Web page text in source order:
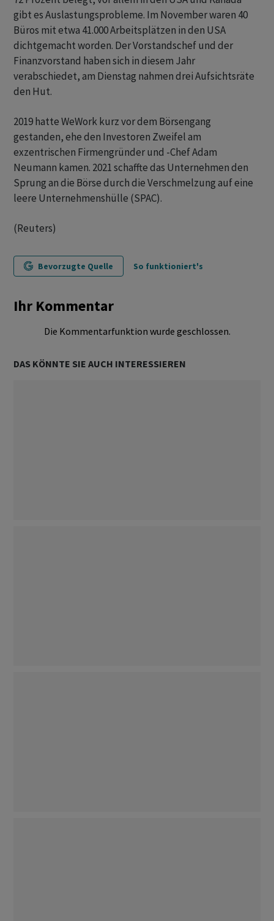
gibt es Auslastungsprobleme. Im November waren 40
Büros mit etwa 41.000 Arbeitsplätzen in den USA
dichtgemacht worden. Der Vorstandschef und der
Finanzvorstand haben sich in diesem Jahr
verabschiedet, am Dienstag nahmen drei Aufsichtsräte
den Hut.
2019 hatte WeWork kurz vor dem Börsengang
gestanden, ehe den Investoren Zweifel am
exzentrischen Firmengründer und -Chef Adam
Neumann kamen. 2021 schaffte das Unternehmen den
Sprung an die Börse durch die Verschmelzung auf eine
leere Unternehmenshülle (SPAC).
(Reuters)
Bevorzugte Quelle So funktioniert's
Ihr Kommentar
Die Kommentarfunktion wurde geschlossen.
DAS KÖNNTE SIE AUCH INTERESSIEREN